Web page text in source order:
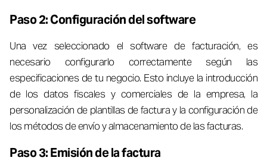
Paso 2: Configuración del software
Una vez seleccionado el software de facturación, es
necesario configurarlo correctamente según las
especificaciones de tu negocio. Esto incluye la introducción
de los datos fiscales y comerciales de la empresa, la
personalización de plantillas de factura y la configuración de
los métodos de envío y almacenamiento de las facturas.
Paso 3: Emisión de la factura